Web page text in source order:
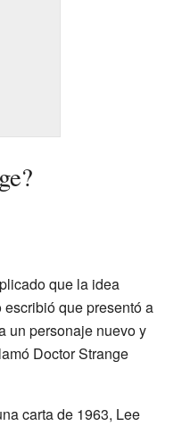
que la idea
que presentó a
un personaje nuevo y
Doctor Strange
carta de 1963, Lee